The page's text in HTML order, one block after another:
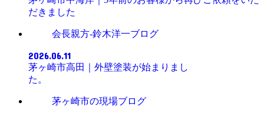
だきました
会長親方-鈴木洋一ブログ
2026.06.11
茅ヶ崎市高田｜外壁塗装が始まりまし
た。
茅ヶ崎市の現場ブログ